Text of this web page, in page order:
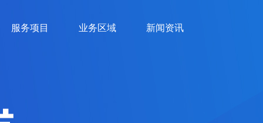
服务项目 业务区域 新闻资讯